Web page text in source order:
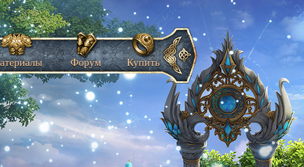
Форум Купить